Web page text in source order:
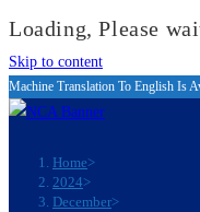
Loading, Please
Skip to content
Machine Translation To English Is
Home>
2024>
December>